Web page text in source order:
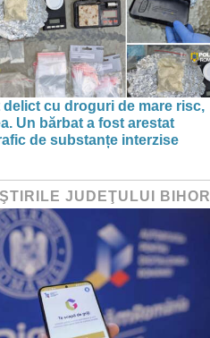
delict cu droguri de mare risc,
Un bărbat a fost arestat
de substanțe interzise
JUDEŢULUI BIHOR